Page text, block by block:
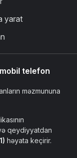
yarat
telefon
məzmununa
qeydiyyatdan
həyata keçirir.